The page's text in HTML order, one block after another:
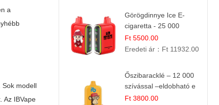
a
Sok modell
Az IBVape
Görögdinnye Ice E-
cigaretta - 25 000
befújás
Ft 5500.00
Eredeti ár： Ft 11932.00
Őszibaracklé – 12 000
szívással –eldobható e
cigi
Ft 3800.00